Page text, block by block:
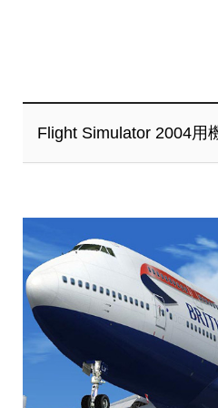
Flight Simulator 2004用